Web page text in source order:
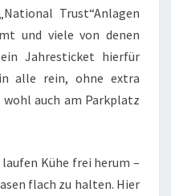
Trust“Anlagen
und viele von denen
Jahresticket hierfür
alle rein, ohne extra
auch am Parkplatz
Kühe frei herum –
flach zu halten. Hier